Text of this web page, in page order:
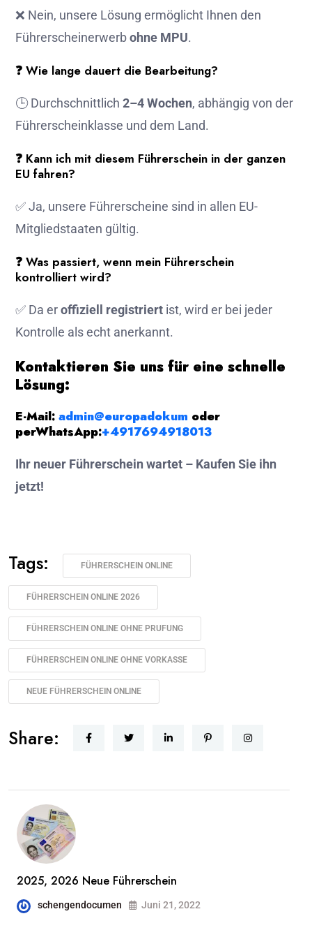
❌ Nein, unsere Lösung ermöglicht Ihnen den
Führerscheinerwerbohne MPU.
❓ Wie lange dauert die Bearbeitung?
🕒 Durchschnittlich 2–4 Wochen, abhängig von der
Führerscheinklasse und dem Land.
❓ Kann ich mit diesem Führerschein in der ganzen
EU fahren?
✅ Ja, unsere Führerscheine sind in allen EU-
Mitgliedstaaten gültig.
❓ Was passiert, wenn mein Führerschein
kontrolliert wird?
✅ Da eroffiziell registriert ist, wird er bei jeder
Kontrolle als echt anerkannt.
Kontaktieren Sie uns für eine schnelle
Lösung:
E-Mail: admin@europadokum oder
perWhatsApp:+4917694918013
Ihr neuer Führerschein wartet – Kaufen Sie ihn
jetzt!
Tags: FÜHRERSCHEIN ONLINE
FÜHRERSCHEIN ONLINE 2026
FÜHRERSCHEIN ONLINE OHNE PRUFUNG
FÜHRERSCHEIN ONLINE OHNE VORKASSE
NEUE FÜHRERSCHEIN ONLINE
Share:
2025, 2026 Neue Führerschein
schengendocumen Juni 21, 2022